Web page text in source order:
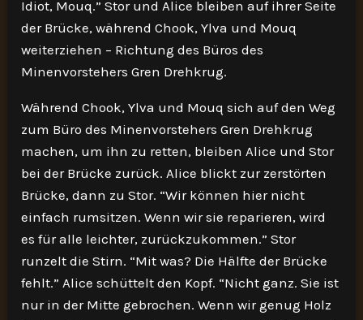
Idiot, Mouq.” Stor und Alice bleiben auf ihrer Seite
der Brücke, während Chook, Ylva und Mouq
weiterziehen – Richtung des Büros des
Minenvorstehers Gren Drehkrug.
Während Chook, Ylva und Mouq sich auf den Weg
zum Büro des Minenvorstehers Gren Drehkrug
machen, um ihn zu retten, bleiben Alice und Stor
bei der Brücke zurück. Alice blickt zur zerstörten
Brücke, dann zu Stor. “Wir können hier nicht
einfach rumsitzen. Wenn wir sie reparieren, wird
es für alle leichter, zurückzukommen.” Stor
runzelt die Stirn. “Mit was? Die Hälfte der Brücke
fehlt.” Alice schüttelt den Kopf. “Nicht ganz. Sie ist
nur in der Mitte gebrochen. Wenn wir genug Holz